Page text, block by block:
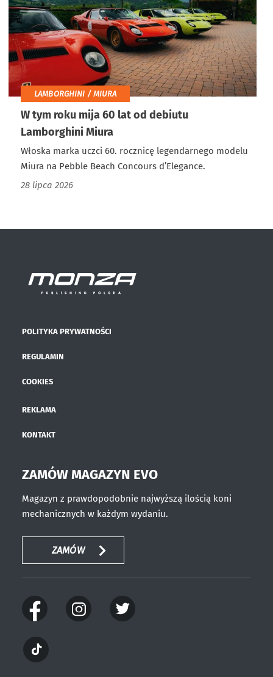
LAMBORGHINI / MIURA
W tym roku mija 60 lat od debiutu
Lamborghini Miura
Włoska marka uczci 60. rocznicę legendarnego modelu
Miura na Pebble Beach Concours d’Elegance.
28 lipca 2026
POLITYKA PRYWATNOŚCI
REGULAMIN
COOKIES
REKLAMA
KONTAKT
ZAMÓW MAGAZYN EVO
Magazyn z prawdopodobnie najwyższą ilością koni
mechanicznych w każdym wydaniu.
ZAMÓW